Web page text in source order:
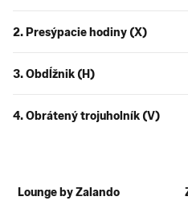
2. Presýpacie hodiny (X)
3. Obdĺžnik (H)
4. Obrátený trojuholník (V)
Lounge by Zalando